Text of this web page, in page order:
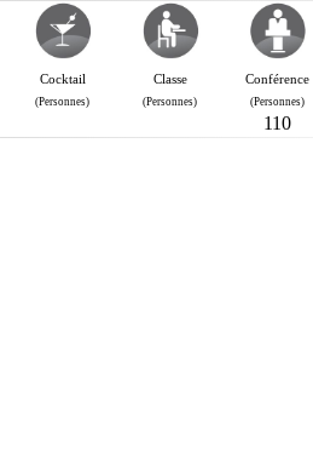
Cocktail
(Personnes)
Classe
(Personnes)
Conférence
(Personnes)
110